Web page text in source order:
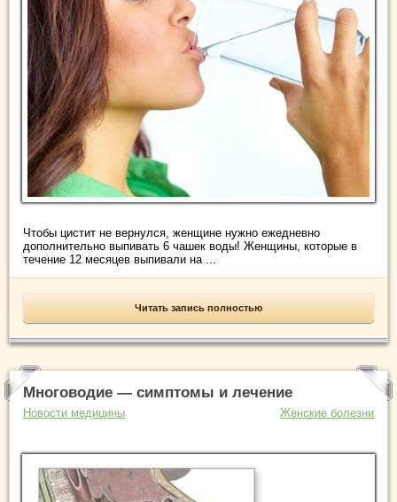
Чтобы цистит не вернулся, женщине нужно ежедневно
дополнительно выпивать 6 чашек воды! Женщины, которые в
течение 12 месяцев выпивали на ...
Читать запись полностью
Многоводие — симптомы и лечение
Новости медицины Женские болезни